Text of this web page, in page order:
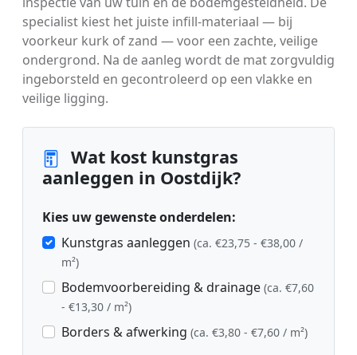
specialist kiest het juiste infill-materiaal — bij
voorkeur kurk of zand — voor een zachte, veilige
ondergrond. Na de aanleg wordt de mat zorgvuldig
ingeborsteld en gecontroleerd op een vlakke en
veilige ligging.
Wat kost kunstgras
aanleggen in Oostdijk?
Kies uw gewenste onderdelen:
Kunstgras aanleggen (ca. €23,75 - €38,00 /
m²)
Bodemvoorbereiding & drainage (ca. €7,60
- €13,30 / m²)
Borders & afwerking (ca. €3,80 - €7,60 / m²)